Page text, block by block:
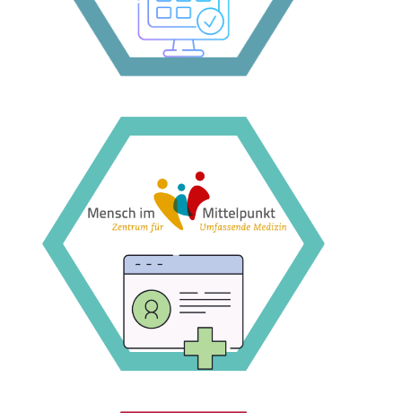
HNO-Zentrum Ruhr, eine HNO-
Das ÜBAG Zentrum für Umfassende Medizin setzt
die digitale Gesundheitsplattform OWL ein, die
Krankenhäuser und Arztpraxen in der Region
Zur Case Study